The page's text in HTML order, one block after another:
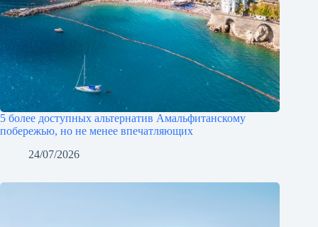
5 более доступных альтернатив Амальфитанскому
побережью, но не менее впечатляющих
24/07/2026